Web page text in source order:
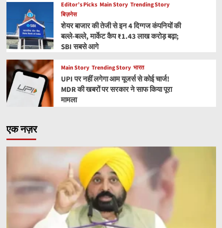
Editor’s Picks Main Story Trending Story
बिज़नेस
शेयर बाजार की तेजी से इन 4 दिग्गज कंपनियों की
बल्ले-बल्ले, मार्केट कैप ₹1.43 लाख करोड़ बढ़ा;
SBI सबसे आगे
Main Story Trending Story भारत
UPI पर नहीं लगेगा आम यूजर्स से कोई चार्ज!
MDR की खबरों पर सरकार ने साफ किया पूरा
मामला
एक नज़र